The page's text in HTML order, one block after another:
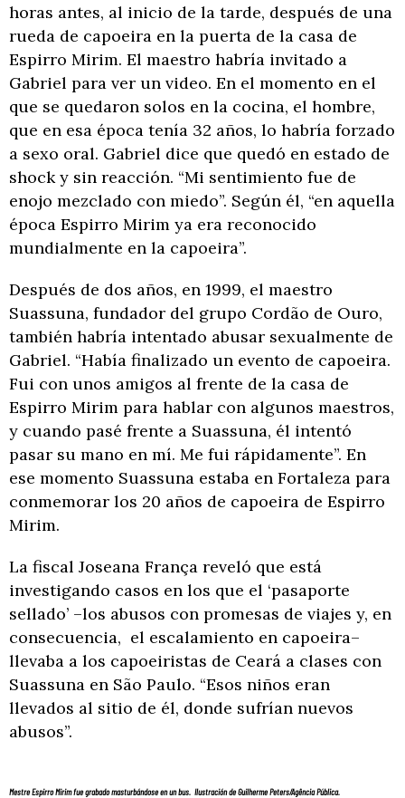
horas antes, al inicio de la tarde, después de una
rueda de capoeira en la puerta de la casa de
Espirro Mirim. El maestro habría invitado a
Gabriel para ver un video. En el momento en el
que se quedaron solos en la cocina, el hombre,
que en esa época tenía 32 años, lo habría forzado
a sexo oral. Gabriel dice que quedó en estado de
shock y sin reacción. “Mi sentimiento fue de
enojo mezclado con miedo”. Según él, “en aquella
época Espirro Mirim ya era reconocido
mundialmente en la capoeira”.
Después de dos años, en 1999, el maestro
Suassuna, fundador del grupo Cordão de Ouro,
también habría intentado abusar sexualmente de
Gabriel. “Había finalizado un evento de capoeira.
Fui con unos amigos al frente de la casa de
Espirro Mirim para hablar con algunos maestros,
y cuando pasé frente a Suassuna, él intentó
pasar su mano en mí. Me fui rápidamente”. En
ese momento Suassuna estaba en Fortaleza para
conmemorar los 20 años de capoeira de Espirro
Mirim.
La fiscal Joseana França reveló que está
investigando casos en los que el ‘pasaporte
sellado’ –los abusos con promesas de viajes y, en
consecuencia, el escalamiento en capoeira–
llevaba a los capoeiristas de Ceará a clases con
Suassuna en São Paulo. “Esos niños eran
llevados al sitio de él, donde sufrían nuevos
abusos”.
Mestre Espirro Mirim fue grabado masturbándose en un bus. Ilustración de Guilherme Peters/Agência Pública.